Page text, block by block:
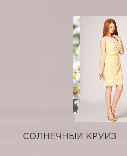
СОЛНЕЧНЫЙ КРУИЗ